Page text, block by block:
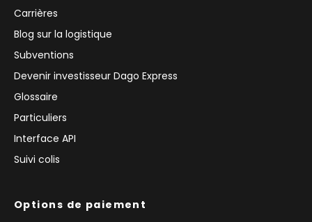
Carrières
Blog sur la logistique
Subventions
Devenir investisseur Dago Express
Glossaire
Particuliers
Interface API
Suivi colis
Options de paiement